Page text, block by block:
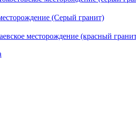
(Серый гранит)
месторождение (красный